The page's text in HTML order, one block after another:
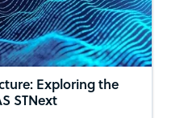
Exploring the
STNext